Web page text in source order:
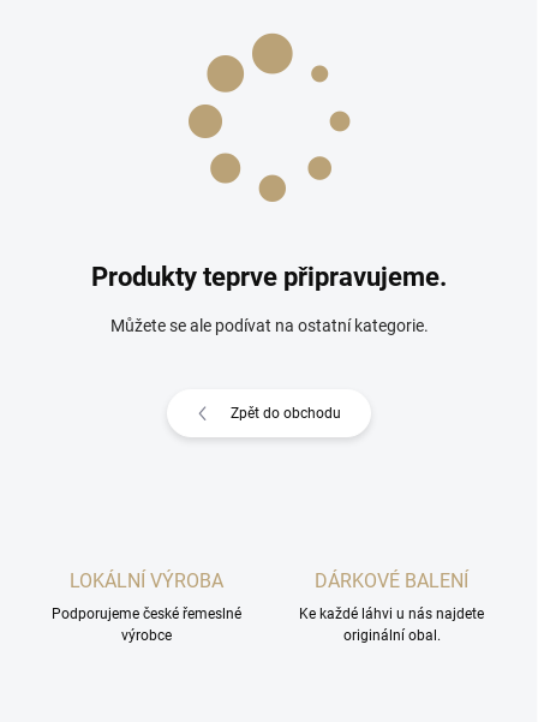
Produkty teprve připravujeme.
Můžete se ale podívat na ostatní kategorie.
Zpět do obchodu
LOKÁLNÍ VÝROBA
Podporujeme české řemeslné
výrobce
DÁRKOVÉ BALENÍ
Ke každé láhvi u nás najdete
originální obal.